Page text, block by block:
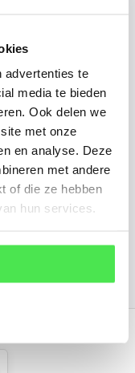
advertenties te
media te bieden
Ook delen we
met onze
en analyse. Deze
met andere
of die ze hebben
hun services.
en
plant of
ziet? We
bereikbaar)